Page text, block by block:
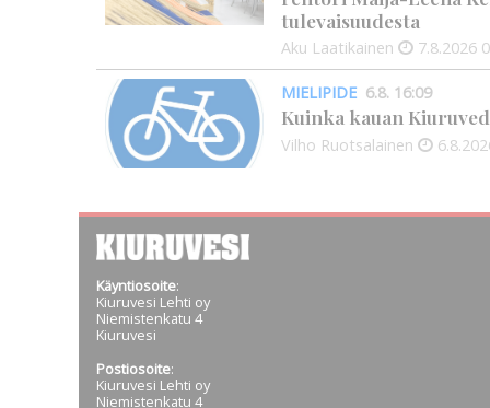
tulevaisuudesta
Aku Laatikainen 7.8.2026
MIELIPIDE 6.8. 16:09
Kuinka kauan
Vilho Ruotsalainen
Käyntiosoite:
Kiuruvesi Lehti oy
Niemistenkatu 4
Kiuruvesi
Postiosoite:
Kiuruvesi Lehti oy
Niemistenkatu 4